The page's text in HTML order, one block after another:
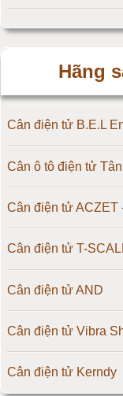
Hãng
Cân điện tử B.E.L
Cân ô tô điện tử
Cân điện tử ACZET
Cân điện tử T-
Cân điện tử AND
Cân điện tử Vibra
Cân điện tử Kerndy